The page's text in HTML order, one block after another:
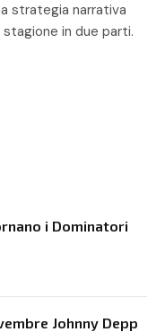
strategia narrativa
in due parti.
i Dominatori
Johnny Depp